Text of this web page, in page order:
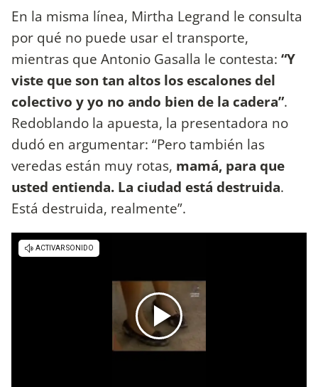
En la misma línea, Mirtha Legrand le consulta
por qué no puede usar el transporte,
mientras que Antonio Gasalla le contesta: “Y
viste que son tan altos los escalones del
colectivo y yo no ando bien de la cadera”.
Redoblando la apuesta, la presentadora no
dudó en argumentar: “Pero también las
veredas están muy rotas, mamá, para que
usted entienda. La ciudad está destruida.
Está destruida, realmente”.